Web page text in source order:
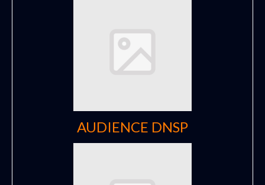
AUDIENCE DNSP